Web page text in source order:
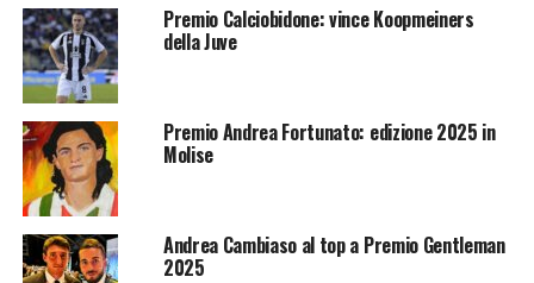
Premio Calciobidone: vince Koopmeiners
della Juve
Premio Andrea Fortunato: edizione 2025 in
Molise
Andrea Cambiaso al top a Premio Gentleman
2025